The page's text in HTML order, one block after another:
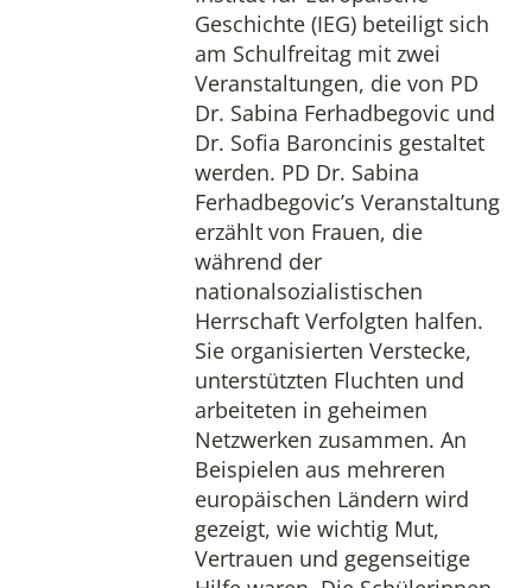
Geschichte (IEG) beteiligt sich
am Schulfreitag mit zwei
Veranstaltungen, die von PD
Dr. Sabina Ferhadbegovic und
Dr. Sofia Baroncinis gestaltet
werden. PD Dr. Sabina
Ferhadbegovic’s Veranstaltung
erzählt von Frauen, die
während der
nationalsozialistischen
Herrschaft Verfolgten halfen.
Sie organisierten Verstecke,
unterstützten Fluchten und
arbeiteten in geheimen
Netzwerken zusammen. An
Beispielen aus mehreren
europäischen Ländern wird
gezeigt, wie wichtig Mut,
Vertrauen und gegenseitige